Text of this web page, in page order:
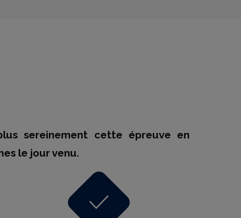
sereinement cette épreuve en
le jour venu.